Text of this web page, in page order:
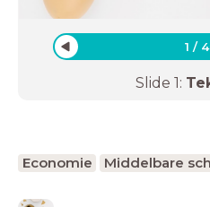
1 /
Slide 1:
Economie Middelbare